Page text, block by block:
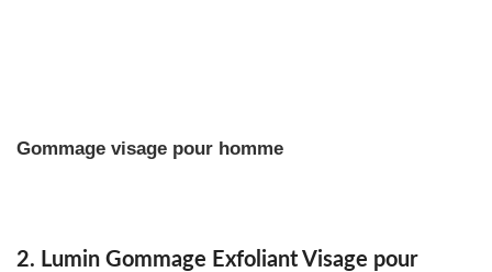
Gommage visage pour homme
2. Lumin Gommage Exfoliant Visage pour